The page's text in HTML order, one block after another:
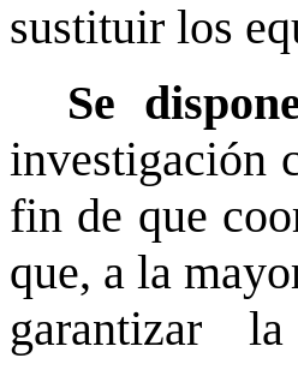
sustituir los
Se
investigación
fin de que
que, a la
garantizar